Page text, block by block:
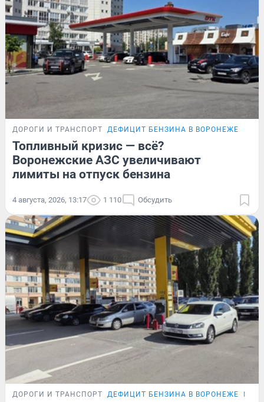
ДОРОГИ И ТРАНСПОРТ ДЕФИЦИТ БЕНЗИНА В ВОРОНЕЖЕ
Топливный кризис — всё?
Воронежские АЗС увеличивают
лимиты на отпуск бензина
4 августа, 2026, 13:17 1 110 Обсудить
ДОРОГИ И ТРАНСПОРТ ДЕФИЦИТ БЕНЗИНА В ВОРОНЕЖЕ